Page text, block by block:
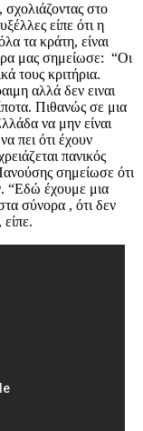
στο
είπε ότι η
τα κράτη, είναι
μας σημείωσε: “Οι
τους κριτήρια.
αλλά δεν ειναι
Πιθανώς σε μια
να μην είναι
πει ότι έχουν
πανικός
σημείωσε ότι
“Εδώ έχουμε μια
σύνορα , ότι δεν